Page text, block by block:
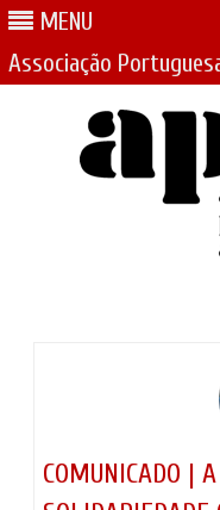
MENU
Associação
COMUNICADO |